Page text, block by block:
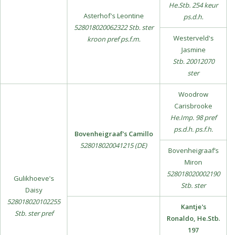
Asterhof's Leontine
528018020062322 Stb. ster
kroon pref ps.f.m.
He.Stb. 254 keur
ps.d.h.
Westerveld's
Jasmine
Stb. 20012070
ster
Gulikhoeve's
Daisy
528018020102255
Stb. ster pref
Bovenheigraaf’s Camillo
528018020041215 (DE)
Woodrow
Carisbrooke
He.Imp. 98 pref
ps.d.h. ps.f.h.
Bovenheigraaf’s
Miron
528018020002190
Stb. ster
Kantje's
Ronaldo, He.Stb.
197